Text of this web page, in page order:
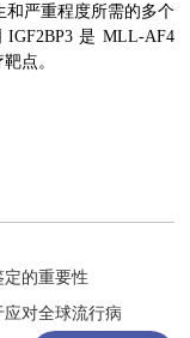
和严重程度所需的多个
是 MLL-AF4
点。
的重要性
对全球流行病